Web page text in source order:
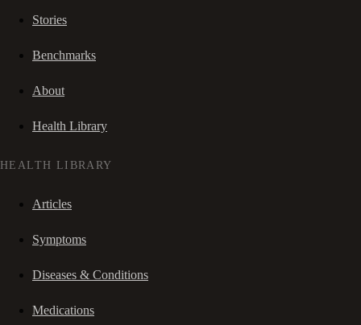
Stories
Benchmarks
About
Health Library
HEALTH LIBRARY
Articles
Symptoms
Diseases & Conditions
Medications